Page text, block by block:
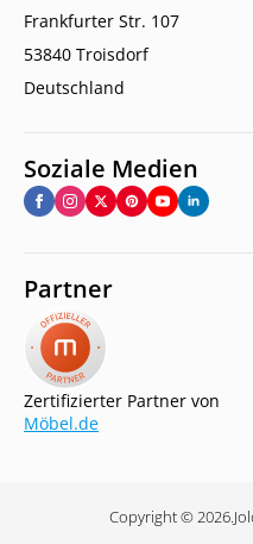
Frankfurter Str. 107
53840 Troisdorf
Deutschland
Soziale Medien
Partner
Zertifizierter Partner von
Möbel.de
Copyright © 2026.